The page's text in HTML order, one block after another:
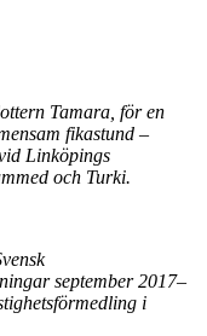
Tamara, för en
fikastund –
Linköpings
och Turki.
september 2017–
i